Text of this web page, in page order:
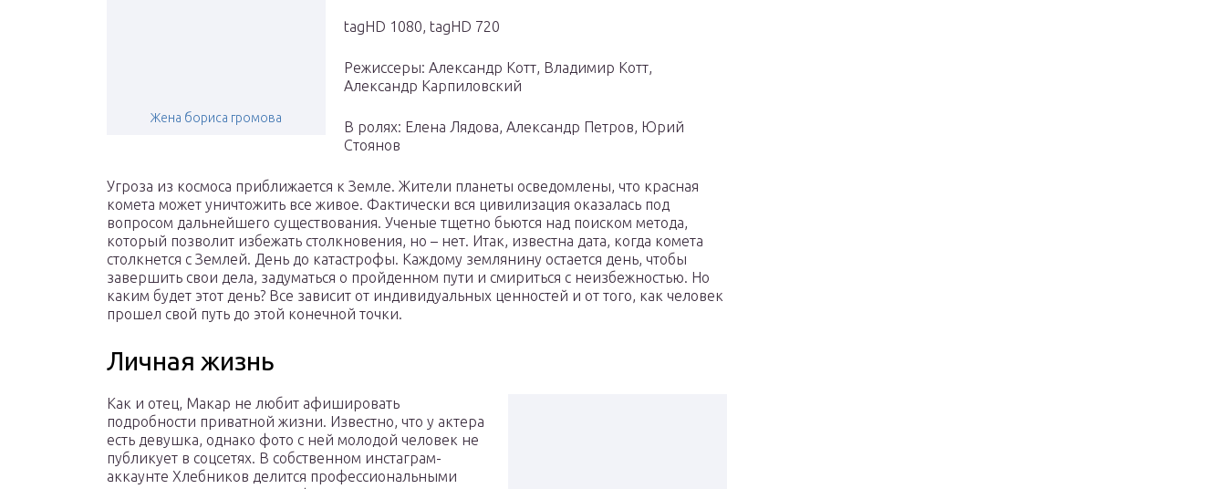
Жена бориса громова
tagHD 1080, tagHD 720
Режиссеры: Александр Котт, Владимир Котт,
Александр Карпиловский
В ролях: Елена Лядова, Александр Петров, Юрий
Стоянов
Угроза из космоса приближается к Земле. Жители планеты осведомлены, что красная
комета может уничтожить все живое. Фактически вся цивилизация оказалась под
вопросом дальнейшего существования. Ученые тщетно бьются над поиском метода,
который позволит избежать столкновения, но – нет. Итак, известна дата, когда комета
столкнется с Землей. День до катастрофы. Каждому землянину остается день, чтобы
завершить свои дела, задуматься о пройденном пути и смириться с неизбежностью. Но
каким будет этот день? Все зависит от индивидуальных ценностей и от того, как человек
прошел свой путь до этой конечной точки.
Личная жизнь
Как и отец, Макар не любит афишировать
подробности приватной жизни. Известно, что у актера
есть девушка, однако фото с ней молодой человек не
публикует в соцсетях. В собственном инстаграм-
аккаунте Хлебников делится профессиональными